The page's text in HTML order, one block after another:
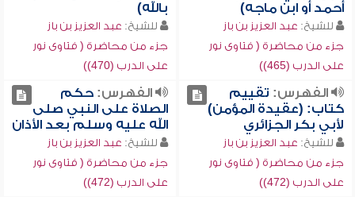
أحمد أو ابن ماجه)
للشيخ: عبد العزيز بن باز
جزء من محاضرة ( فتاوى نور
على الدرب (465))
بالله)
للشيخ: عبد العزيز بن باز
جزء من محاضرة ( فتاوى نور
على الدرب (470))
الفهرس: تقييم
كتاب: (عقيدة المؤمن)
لأبي بكر الجزائري
للشيخ: عبد العزيز بن باز
جزء من محاضرة ( فتاوى نور
على الدرب (472))
الفهرس:حكم
الصلاة على النبي صلى
الله عليه وسلم بعد الأذان
للشيخ: عبد العزيز بن باز
جزء من محاضرة ( فتاوى نور
على الدرب (472))